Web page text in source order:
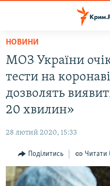
Перейти
основного
матеріалу
до
основної
Перейти
пошуку
ВОДА.КРИМ
ПОЛІТИКА
ІНТЕРВ'Ю
ВСЕ ЗА ДЕНЬ
НОВИНИ
МОЗ України
тести на
дозволять
20 хвилин»
28 лютий 2020, 15:33
Поділитись Читати